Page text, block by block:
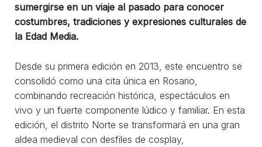
sumergirse en un viaje al pasado para conocer
costumbres, tradiciones y expresiones culturales de
la Edad Media.
Desde su primera edición en 2013, este encuentro se
consolidó como una cita única en Rosario,
combinando recreación histórica, espectáculos en
vivo y un fuerte componente lúdico y familiar. En esta
edición, el distrito Norte se transformará en una gran
aldea medieval con desfiles de cosplay,